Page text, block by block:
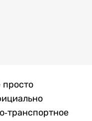
просто
транспортное